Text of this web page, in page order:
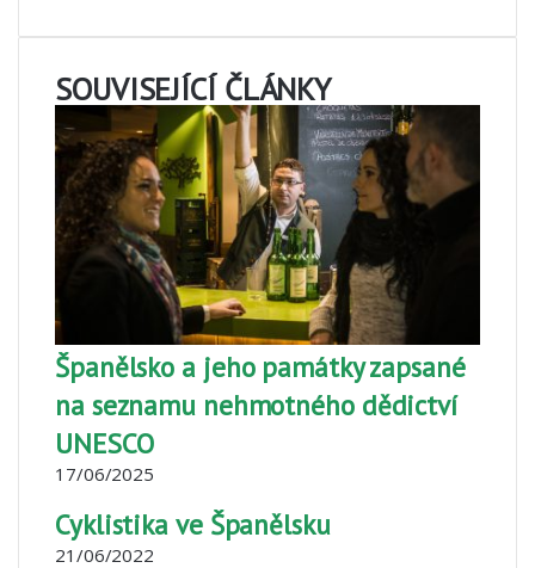
SOUVISEJÍCÍ ČLÁNKY
Španělsko a jeho památky zapsané
na seznamu nehmotného dědictví
UNESCO
17/06/2025
Cyklistika ve Španělsku
21/06/2022